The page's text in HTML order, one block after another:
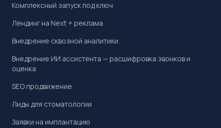
Комплексный запуск под ключ
Лендинг на Next + реклама
Внедрение сквозной аналитики
Внедрение ИИ ассистента — расшифровка звонков и
оценка
SEO продвижение
Лиды для стоматологии
Заявки на имплантацию